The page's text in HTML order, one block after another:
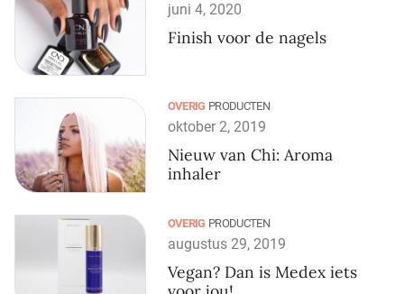
juni 4, 2020
Finish voor de nagels
OVERIG PRODUCTEN
oktober 2, 2019
Nieuw van Chi: Aroma
inhaler
OVERIG PRODUCTEN
augustus 29, 2019
Vegan? Dan is Medex iets